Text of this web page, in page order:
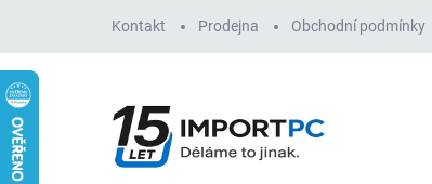
obsah
Kontakt Prodejna Obchodní podmínky